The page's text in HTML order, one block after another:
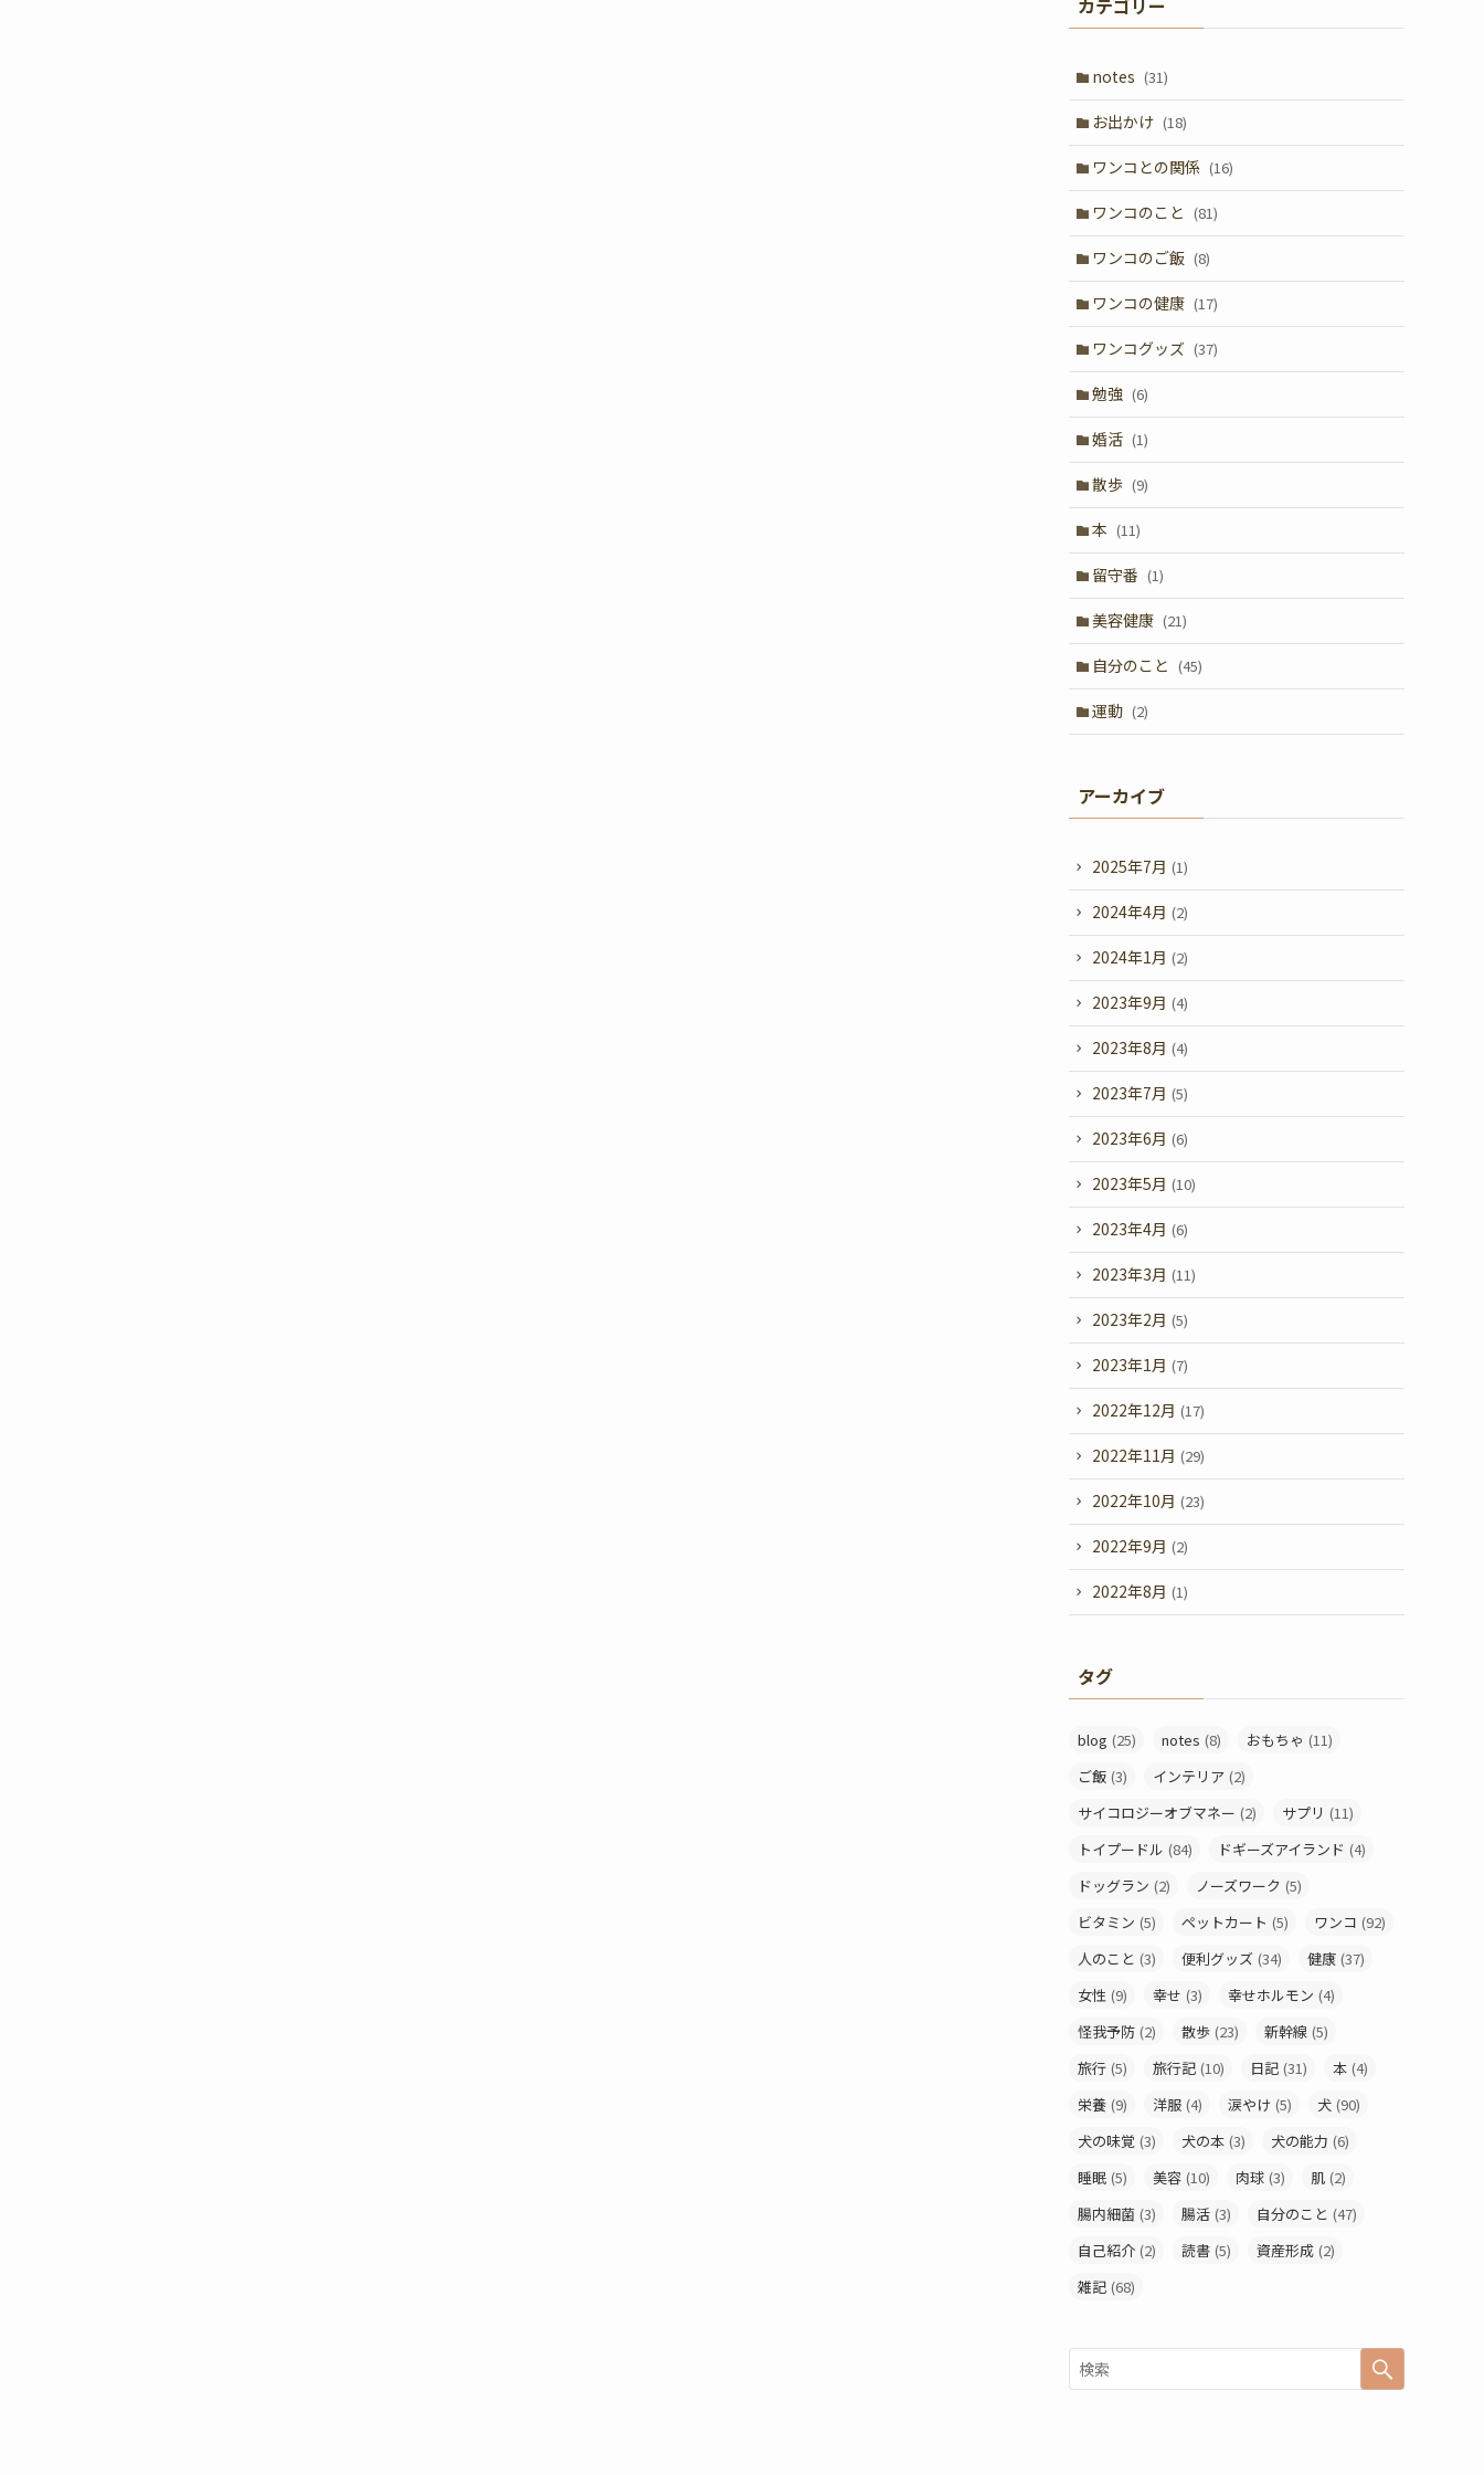
カテゴリー
notes (31)
お出かけ (18)
ワンコとの関係 (16)
ワンコのこと (81)
ワンコのご飯 (8)
ワンコの健康 (17)
ワンコグッズ (37)
勉強 (6)
婚活 (1)
散歩 (9)
本 (11)
留守番 (1)
美容健康 (21)
自分のこと (45)
運動 (2)
アーカイブ
2025年7月 (1)
2024年4月 (2)
2024年1月 (2)
2023年9月 (4)
2023年8月 (4)
2023年7月 (5)
2023年6月 (6)
2023年5月 (10)
2023年4月 (6)
2023年3月 (11)
2023年2月 (5)
2023年1月 (7)
2022年12月 (17)
2022年11月 (29)
2022年10月 (23)
2022年9月 (2)
2022年8月 (1)
タグ
blog (25) notes (8) おもちゃ (11)
ご飯 (3) インテリア (2)
サイコロジーオブマネー (2) サプリ (11)
トイプードル (84) ドギーズアイランド (4)
ドッグラン (2) ノーズワーク (5)
ビタミン (5) ペットカート (5) ワンコ (92)
人のこと (3) 便利グッズ (34) 健康 (37)
女性 (9) 幸せ (3) 幸せホルモン (4)
怪我予防 (2) 散歩 (23) 新幹線 (5)
旅行 (5) 旅行記 (10) 日記 (31) 本 (4)
栄養 (9) 洋服 (4) 涙やけ (5) 犬 (90)
犬の味覚 (3) 犬の本 (3) 犬の能力 (6)
睡眠 (5) 美容 (10) 肉球 (3) 肌 (2)
腸内細菌 (3) 腸活 (3) 自分のこと (47)
自己紹介 (2) 読書 (5) 資産形成 (2)
雑記 (68)